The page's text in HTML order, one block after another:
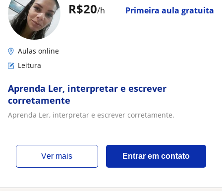
R$20/h Primeira aula gratuita
Aulas online
Leitura
Aprenda Ler, interpretar e escrever
corretamente
Aprenda Ler, interpretar e escrever corretamente.
ver mais Entrar em contato